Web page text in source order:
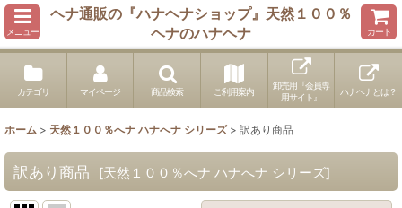
メニュー
ヘナ通販の『ハナヘナショップ』天然１００％
ヘナのハナヘナ
カート
カテゴリ マイページ 商品検索 ご利用案内
卸売用『会員専
用サイト』
ハナヘナとは？
ホーム > 天然１００％へナ ハナへナ シリーズ > 訳あり商品
訳あり商品 [天然１００％へナ ハナへナ シリーズ]